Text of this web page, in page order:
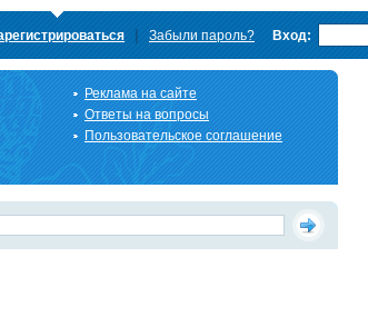
| Забыли пароль? Вход:
Реклама на сайте
Ответы на вопросы
Пользовательское соглашение